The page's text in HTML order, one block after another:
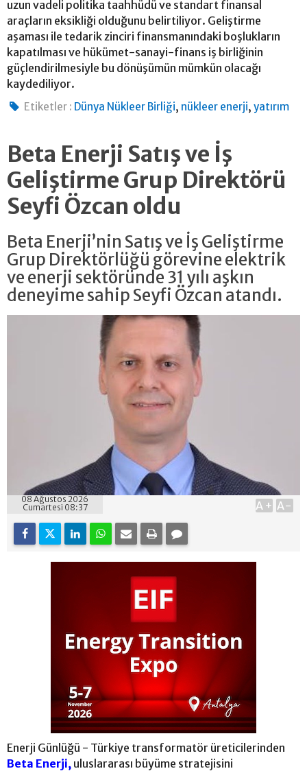
uzun vadeli politika taahhüdü ve standart finansal
araçların eksikliği olduğunu belirtiliyor. Geliştirme
aşaması ile tedarik zinciri finansmanındaki boşlukların
kapatılması ve hükümet-sanayi-finans iş birliğinin
güçlendirilmesiyle bu dönüşümün mümkün olacağı
kaydediliyor.
Etiketler : Dünya Nükleer Birliği, nükleer enerji,yatırım
Beta Enerji Satış ve İş
Geliştirme Grup Direktörü
Seyfi Özcan oldu
Beta Enerji’nin Satış ve İş Geliştirme
Grup Direktörlüğü görevine elektrik
ve enerji sektöründe 31 yılı aşkın
deneyime sahip Seyfi Özcan atandı.
08 Ağustos 2026
Cumartesi 08:37
A+ A-
Enerji Günlüğü - Türkiye transformatör üreticilerinden
Beta Enerji, uluslararası büyüme stratejisini